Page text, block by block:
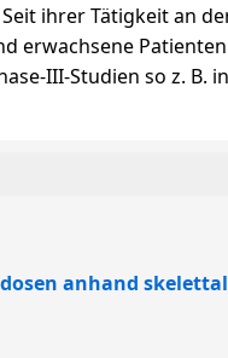
Urologie
ihrer Tätigkeit an
erwachsene
III-Studien so z. B.
anhand